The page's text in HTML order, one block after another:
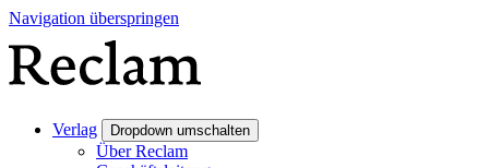
Navigation überspringen
Verlag Dropdown umschalten
Über Reclam